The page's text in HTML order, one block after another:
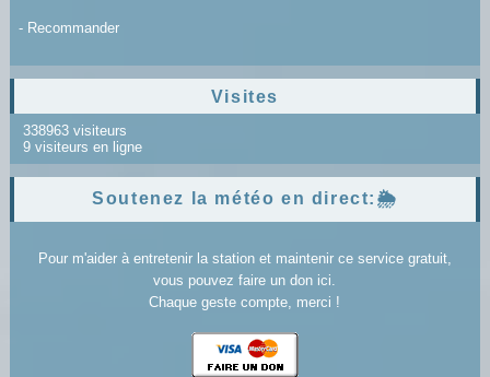
- Recommander
Visites
338963 visiteurs
9 visiteurs en ligne
Soutenez la météo en direct:🌦️
Pour m'aider à entretenir la station et maintenir ce service gratuit,
vous pouvez faire un don ici.
Chaque geste compte, merci !